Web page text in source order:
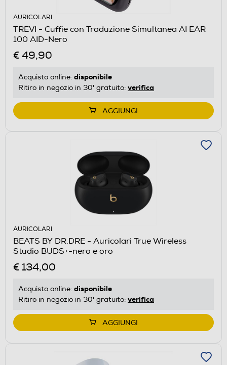
AURICOLARI
TREVI - Cuffie con Traduzione Simultanea AI EAR
100 AID-Nero
€ 49,90
Acquisto online: disponibile
Ritiro in negozio in 30' gratuito: verifica
AGGIUNGI
AURICOLARI
BEATS BY DR.DRE - Auricolari True Wireless
Studio BUDS+-nero e oro
€ 134,00
Acquisto online: disponibile
Ritiro in negozio in 30' gratuito: verifica
AGGIUNGI